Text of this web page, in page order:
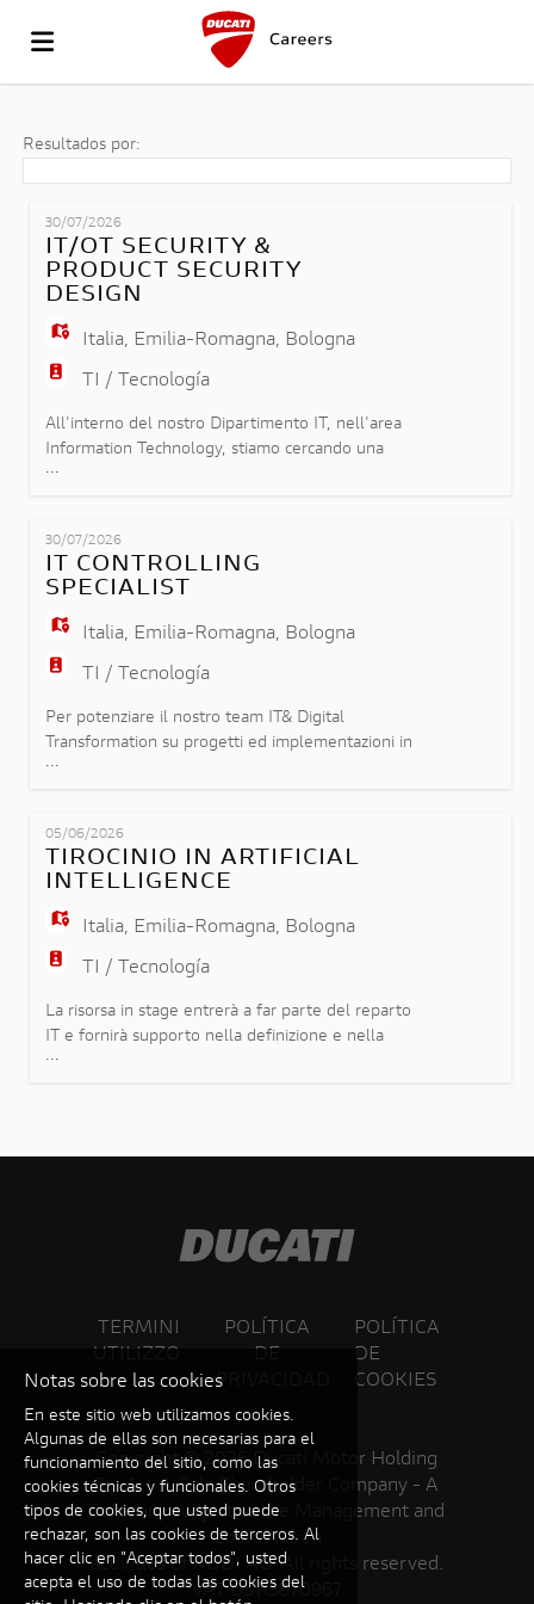
SITIO
DUCATI
OFERTAS
TRABAJO
SUBIR
ACCESO
IDIOMA
Resultados por:
30/07/2026
IT/OT SECURITY &
PRODUCT SECURITY
DESIGN
Italia, Emilia-Romagna, Bologna
TI / Tecnología
All'interno del nostro Dipartimento IT, nell'area
Information Technology, stiamo cercando una
risorsa che operi a stretto contatto con la
infrastrutture IT. La risorsa sarà protagonista nella
gestione degli incidenti e nell'implementazione di
...
30/07/2026
IT CONTROLLING
SPECIALIST
Italia, Emilia-Romagna, Bologna
TI / Tecnología
Per potenziare il nostro team IT& Digital
Transformation su progetti ed implementazioni in
ambito SAP, nonché per garantire il presidio
siamo alla ricerca di una risorsa specialista in
tematiche di Controlling/Budgeting/Forecasting a
...
05/06/2026
TIROCINIO IN ARTIFICIAL
INTELLIGENCE
Italia, Emilia-Romagna, Bologna
TI / Tecnología
La risorsa in stage entrerà a far parte del reparto
IT e fornirà supporto nella definizione e nella
realizzazione di un'attività di codifica assistita
...
TERMINI
UTILIZZO
POLÍTICA
DE
PRIVACIDAD
POLÍTICA
DE
COOKIES
Copyright © 2026 Ducati Motor Holding
S.p.A – A Sole Shareholder Company - A
Company subject to the Management and
Coordination
activities of AUDI AG. All rights reserved.
VAT 05113870967
Notas sobre las cookies
En este sitio web utilizamos cookies.
Algunas de ellas son necesarias para el
funcionamiento del sitio, como las
cookies técnicas y funcionales. Otros
tipos de cookies, que usted puede
rechazar, son las cookies de terceros. Al
hacer clic en "Aceptar todos", usted
acepta el uso de todas las cookies del